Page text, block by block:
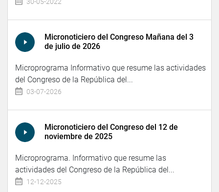
Micronoticiero del Congreso Mañana del 3
de julio de 2026
Microprograma Informativo que resume las actividades
del Congreso de la República del...
03-07-2026
Micronoticiero del Congreso del 12 de
noviembre de 2025
Microprograma. Informativo que resume las
actividades del Congreso de la República del...
12-12-2025